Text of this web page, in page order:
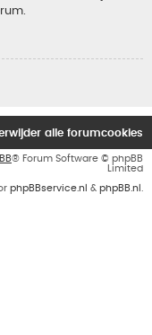
alle forumcookies
® Forum Software © phpBB
Limited
phpBBservice.nl & phpBB.nl .